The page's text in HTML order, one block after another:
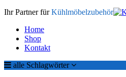
Ihr Partner fürKühlmöbelzubehör
Home
Shop
Kontakt
alle Schlagwörter